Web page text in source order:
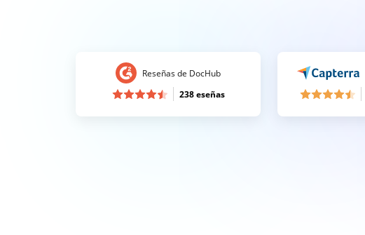
Reseñas de DocHub
238 eseñas